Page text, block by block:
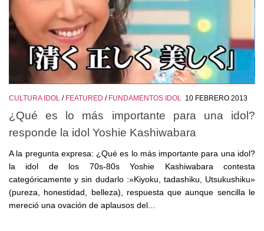
CULTURA IDOL / FEATURED / FUNDAMENTOS IDOL 10 FEBRERO 2013
¿Qué es lo más importante para una idol?
responde la idol Yoshie Kashiwabara
A la pregunta expresa: ¿Qué es lo más importante para una idol?
la idol de los 70s-80s Yoshie Kashiwabara contesta
categóricamente y sin dudarlo :»Kiyoku, tadashiku, Utsukushiku»
(pureza, honestidad, belleza), respuesta que aunque sencilla le
mereció una ovación de aplausos del...